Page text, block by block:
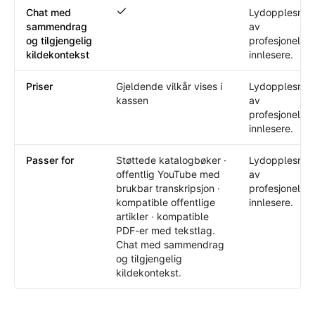
Chat med
sammendrag
og tilgjengelig
kildekontekst
Chat med sammendrag og tilgjengelig
av
profesjonelle
innlesere.
Priser
Gjeldende vilkår vises i
kassen
av
profesjonelle
innlesere.
Passer for
Støttede katalogbøker ·
offentlig YouTube med
brukbar transkripsjon ·
kompatible offentlige
artikler · kompatible
PDF-er med tekstlag.
Chat med sammendrag
og tilgjengelig
kildekontekst.
av
profesjonelle
innlesere.